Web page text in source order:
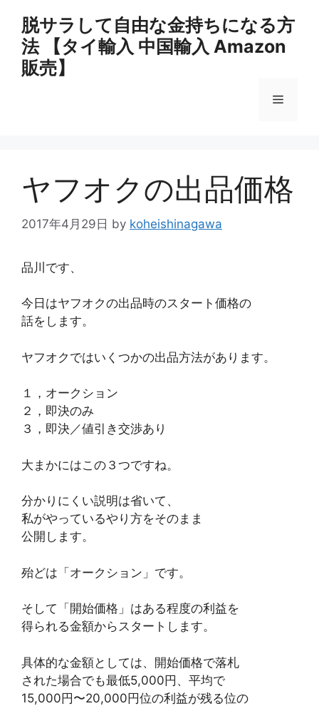
脱サラして自由な金持ちになる方
法 【タイ輸入 中国輸入 Amazon
販売】
メ
ュ
ヤフオクの出品価格
2017年4月29日 by koheishinagawa
品川です、
今日はヤフオクの出品時のスタート価格の
話をします。
ヤフオクではいくつかの出品方法があります。
１，オークション
２，即決のみ
３，即決／値引き交渉あり
大まかにはこの３つですね。
分かりにくい説明は省いて、
私がやっているやり方をそのまま
公開します。
殆どは「オークション」です。
そして「開始価格」はある程度の利益を
得られる金額からスタートします。
具体的な金額としては、開始価格で落札
された場合でも最低5,000円、平均で
15,000円〜20,000円位の利益が残る位の